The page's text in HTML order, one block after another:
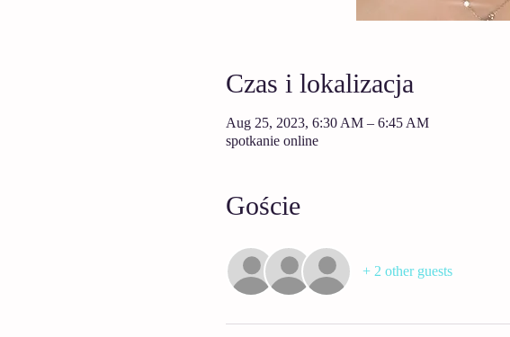
Czas i lokalizacja
Aug 25, 2023, 6:30 AM – 6:45 AM
spotkanie online
Goście
+ 2 other guests